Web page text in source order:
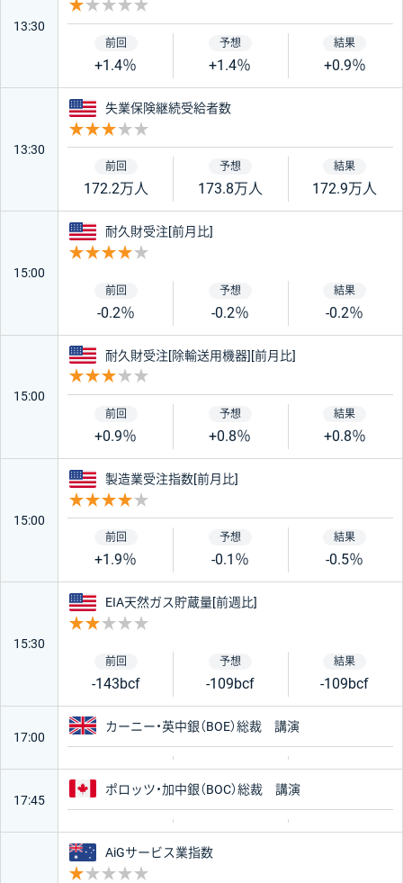
13:30
+1.4％ +1.4％ +0.9％
13:30
アメリカ
失業保険継続受給者数
172.2万人 173.8万人 172.9万人
15:00
アメリカ
耐久財受注[前月比]
-0.2％ -0.2％ -0.2％
15:00
アメリカ
耐久財受注[除輸送用機器][前月比]
+0.9％ +0.8％ +0.8％
15:00
アメリカ
製造業受注指数[前月比]
+1.9％ -0.1％ -0.5％
15:30
アメリカ
EIA天然ガス貯蔵量[前週比]
-143bcf -109bcf -109bcf
17:00
イギリス
カーニー・英中銀（BOE）総裁 講演
17:45
カナダ
ポロッツ・加中銀（BOC）総裁 講演
オーストラリア
AiGサービス業指数